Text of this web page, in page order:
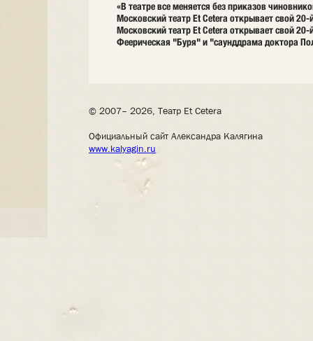
«В театре все меняется без приказов
Московский театр Et Cetera открывает свой
Московский театр Et Cetera открывает свой
Феерическая "Буря" и "саунддрама доктора
© 2007– 2026, Театр Et Cetera
Официальный сайт Александра Калягина
www.kalyagin.ru